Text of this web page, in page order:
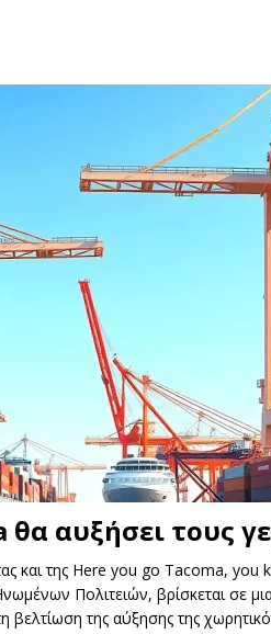
θα αυξήσει τους
και της Here you go Tacoma, you
Πολιτειών, βρίσκεται σε
της αύξησης της